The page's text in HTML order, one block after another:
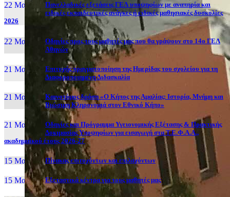
22 Μαι, 26
Πανελλαδικές εξετάσεις ΓΕΛ υποψηφίων με αναπηρία και
ειδικές εκπαιδευτικές ανάγκες ή ειδικές μαθησιακές δυσκολίες
2026
22 Μαι, 26
Οδηγίες προς τους μαθητές μας που θα γράψουν στο 14ο ΓΕΛ
Αθηνών
21 Μαι, 26
Επιτυχής πραγματοποίηση της Ημερίδας του σχολείου για τη
Διαφοροποιημένη Διδασκαλία
21 Μαι, 26
Καινοτόμος δράση «Ο Κήπος της Αμαλίας: Ιστορία, Μνήμη και
Βιώσιμη Κληρονομιά στον Εθνικό Κήπο»
21 Μαι, 26
Οδηγίες και Πρόγραμμα Υγειονομικής Εξέτασης & Πρακτικής
Δοκιμασίας Υποψηφίων για εισαγωγή στα Τ.Ε.Φ.Α.Α.,
ακαδημαϊκού έτους 2026-27
15 Μαι, 26 Πίνακας επιτυχόντων και επιλαχόντων
15 Μαι, 26 Εξεταστικά κέντρα για τους μαθητές μας